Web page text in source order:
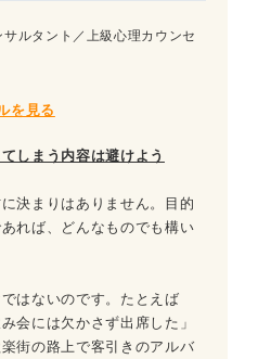
サルタント／上級心理カウンセ
を見る
しまう内容は避けよう
決まりはありません。目的
れば、どんなものでも構い
はないのです。たとえば
会には欠かさず出席した」
街の路上で客引きのアルバ